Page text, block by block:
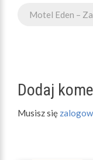
Nawigacja
Motel Eden –
Dodaj
Musisz się